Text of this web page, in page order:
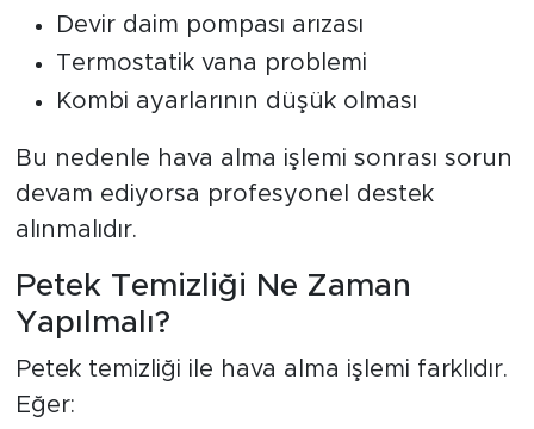
Devir daim pompası arızası
Termostatik vana problemi
Kombi ayarlarının düşük olması
Bu nedenle hava alma işlemi sonrası sorun
devam ediyorsa profesyonel destek
alınmalıdır.
Petek Temizliği Ne Zaman
Yapılmalı?
Petek temizliği ile hava alma işlemi farklıdır.
Eğer: